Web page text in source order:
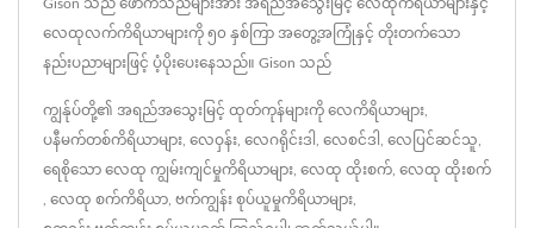
Gison သည် ဖောက်သည်များအား အရည်အသွေးမြင့် လေထုကိရိယာများနှင့်
လေထုလက်ကိရိယာများကို ၅၀ နှစ်ကြာ အတွေ့အကြုံနှင့် တိုးတက်သော
နည်းပညာများဖြင့် ပံ့ပိုးပေးနေသည်။ Gison သည်
ကျွန်ုပ်တို့၏ အရည်အသွေးမြင့် ထုတ်ကုန်များကို လေကိရိယာများ
ပနီမက်တစ်ကိရိယာများ လေဝှန်း လေဂရိုင်းဒါ လေစင်ဒါ လေပြင်ဆင်သူ
ရေစိုသော လေထု ကျွမ်းကျင်မှုကိရိယာများ လေထု ထိုးစက် လေထု ထိုးစက်
လေထု စက်ကိရိယာ ဗက်ကျွန်း စုပ်ယူမှုကိရိယာများ